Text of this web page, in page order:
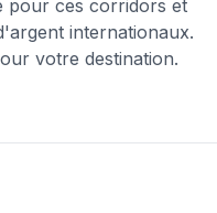
pour ces corridors et
internationaux.
votre destination.